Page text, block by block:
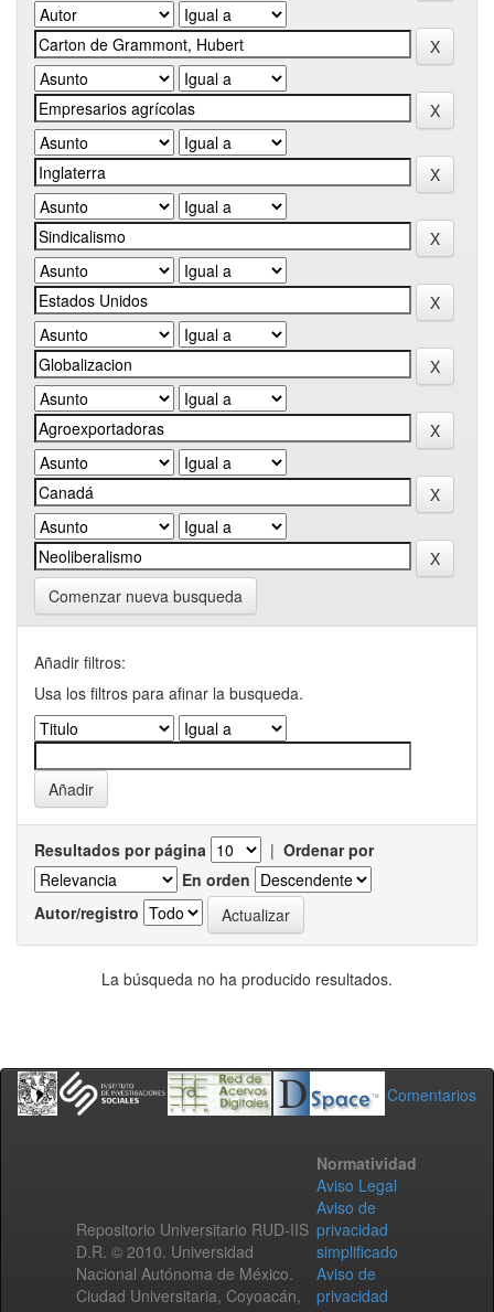
Comenzar nueva busqueda
Añadir filtros:
Usa los filtros para afinar la busqueda.
Resultados por página | Ordenar por
En orden
Autor/registro
La búsqueda no ha producido resultados.
Comentarios
Repositorio Universitario RUD-IIS
D.R. © 2010. Universidad
Nacional Autónoma de México.
Ciudad Universitaria, Coyoacán,
Normatividad
Aviso Legal
Aviso de
privacidad
simplificado
Aviso de
privacidad